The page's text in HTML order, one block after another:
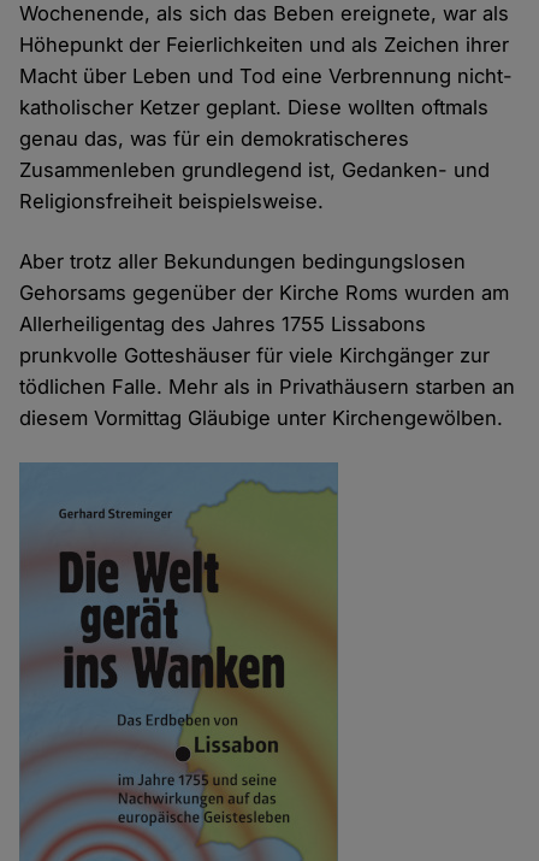
Wochenende, als sich das Beben ereignete, war als
Höhepunkt der Feierlichkeiten und als Zeichen ihrer
Macht über Leben und Tod eine Verbrennung nicht-
katholischer Ketzer geplant. Diese wollten oftmals
genau das, was für ein demokratischeres
Zusammenleben grundlegend ist, Gedanken- und
Religionsfreiheit beispielsweise.
Aber trotz aller Bekundungen bedingungslosen
Gehorsams gegenüber der Kirche Roms wurden am
Allerheiligentag des Jahres 1755 Lissabons
prunkvolle Gotteshäuser für viele Kirchgänger zur
tödlichen Falle. Mehr als in Privathäusern starben an
diesem Vormittag Gläubige unter Kirchengewölben.